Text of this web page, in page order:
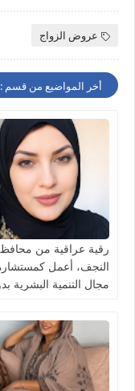
عروض الزواج
أخر المواضيع من قسم
رقية عراقية من
النجف، أعمل
مجال التنمية البشرية